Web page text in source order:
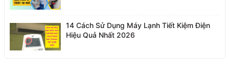
14 Cách Sử Dụng Máy Lạnh Tiết Kiệm Điện
Hiệu Quả Nhất 2026